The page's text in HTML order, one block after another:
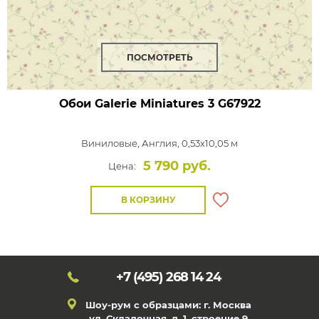
ПОСМОТРЕТЬ
Обои Galerie Miniatures 3G67922
Виниловые, Англия, 0,53x10,05 м
Цена:
5 790 руб.
В КОРЗИНУ
+7 (495) 268 14 24
Шоу-рум с образцами: г. Москва